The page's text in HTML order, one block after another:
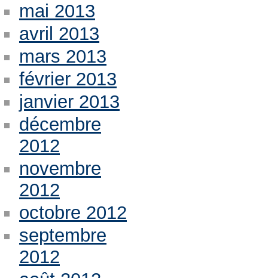
mai 2013
avril 2013
mars 2013
février 2013
janvier 2013
décembre
2012
novembre
2012
octobre 2012
septembre
2012